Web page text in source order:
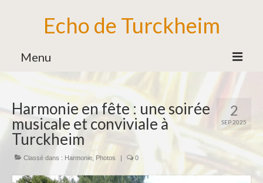
Echo de Turckheim
Menu
Association
Bureau
Bénévoles
Partenaires
Ecole de Musique
2
SEP 2025
Harmonie en fête : une soirée
musicale et conviviale à
Turckheim
Classé dans : Harmonie Photos | 0